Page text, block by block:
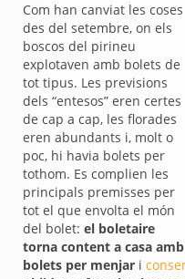
Com han canviat les coses
des del setembre, on els
boscos del pirineu
explotaven amb bolets de
tot tipus. Les previsions
dels “entesos” eren certes
de cap a cap, les florades
eren abundants i, molt o
poc, hi havia bolets per
tothom. Es complien les
principals premisses per
tot el que envolta el món
del bolet: el boletaire
torna content a casa amb
bolets per menjar i